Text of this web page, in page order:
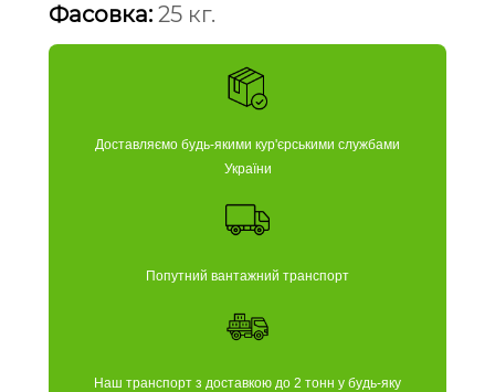
Фасовка: 25 кг.
Доставляємо будь-якими кур'єрськими службами
України
Попутний вантажний транспорт
Наш транспорт з доставкою до 2 тонн у будь-яку